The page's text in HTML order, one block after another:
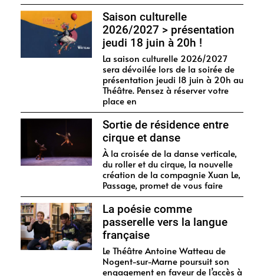
Saison culturelle
2026/2027 > présentation
jeudi 18 juin à 20h !
La saison culturelle 2026/2027
sera dévoilée lors de la soirée de
présentation jeudi 18 juin à 20h au
Théâtre. Pensez à réserver votre
place en
Sortie de résidence entre
cirque et danse
À la croisée de la danse verticale,
du roller et du cirque, la nouvelle
création de la compagnie Xuan Le,
Passage, promet de vous faire
La poésie comme
passerelle vers la langue
française
Le Théâtre Antoine Watteau de
Nogent-sur-Marne poursuit son
engagement en faveur de l’accès à